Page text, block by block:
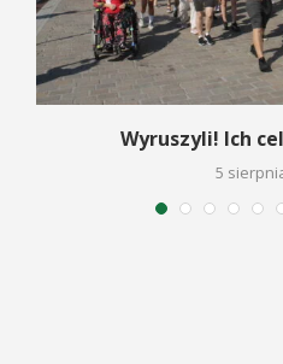
Wyruszyli! Ich
5